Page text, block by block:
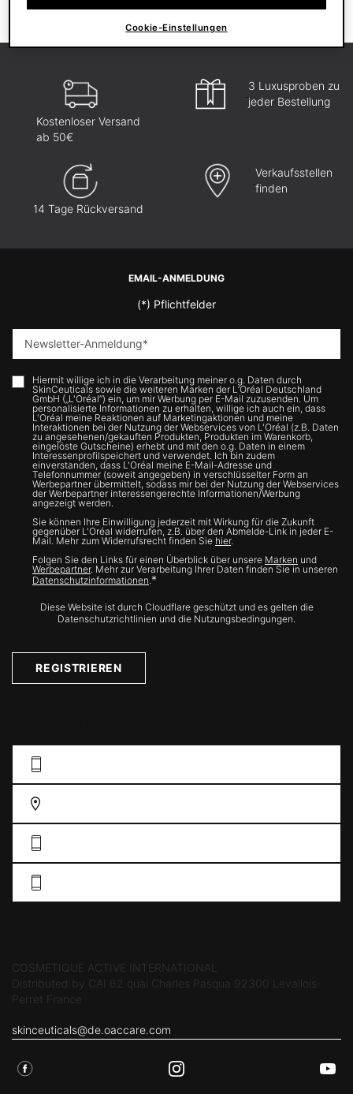
Kostenloser Versand
ab 50€
3 Luxusproben zu
jeder Bestellung
14 Tage Rückversand
Verkaufsstellen
finden
EMAIL-ANMELDUNG
(*) Pflichtfelder
Newsletter-Anmeldung*
Hiermit willige ich in die Verarbeitung meiner o.g. Daten durch
SkinCeuticals sowie die weiteren Marken der L’Oréal Deutschland
GmbH („L'Oréal“) ein, um mir Werbung per E-Mail zuzusenden. Um
personalisierte Informationen zu erhalten, willige ich auch ein, dass
L'Oréal meine Reaktionen auf Marketingaktionen und meine
Interaktionen bei der Nutzung der Webservices von L'Oréal (z.B. Daten
zu angesehenen/gekauften Produkten, Produkten im Warenkorb,
eingelöste Gutscheine) erhebt und mit den o.g. Daten in einem
Interessenprofilspeichert und verwendet. Ich bin zudem
einverstanden, dass L'Oréal meine E-Mail-Adresse und
Telefonnummer (soweit angegeben) in verschlüsselter Form an
Werbepartner übermittelt, sodass mir bei der Nutzung der Webservices
der Werbepartner interessengerechte Informationen/Werbung
angezeigt werden.
Sie können Ihre Einwilligung jederzeit mit Wirkung für die Zukunft
gegenüber L'Oréal widerrufen, z.B. über den Abmelde-Link in jeder E-
Mail. Mehr zum Widerrufsrecht finden Sie hier.
Folgen Sie den Links für einen Überblick über unsere Marken und
Werbepartner. Mehr zur Verarbeitung Ihrer Daten finden Sie in unseren
Datenschutzinformationen *
Diese Website ist durch Cloudflare geschützt und es gelten die
Datenschutzrichtlinien und die Nutzungsbedingungen.
REGISTRIEREN
COSMETIQUE ACTIVE INTERNATIONAL
Distributed by CAI 62 quai Charles Pasqua 92300 Levallois-
Perret France
skinceuticals@de.oaccare.com
Cookie-Einstellungen